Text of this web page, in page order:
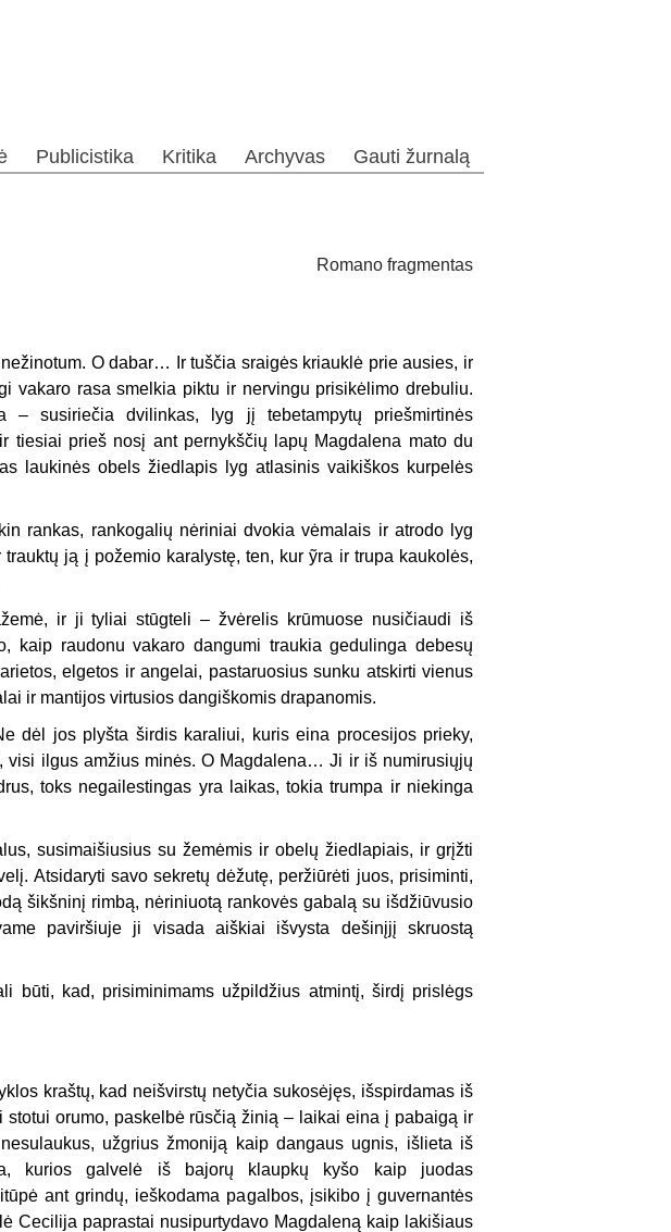
Publicistika Kritika Archyvas Gauti žurnalą
Romano fragmentas
O dabar… Ir tuščia sraigės kriauklė prie ausies, ir
vakaro rasa smelkia piktu ir nervingu prisikėlimo drebuliu.
– susiriečia dvilinkas, lyg jį tebetampytų priešmirtinės
tiesiai prieš nosį ant pernykščių lapų Magdalena mato du
laukinės obels žiedlapis lyg atlasinis vaikiškos kurpelės
rankas, rankogalių nėriniai dvokia vėmalais ir atrodo lyg
ją į požemio karalystę, ten, kur ỹra ir trupa kaukolės,
ir ji tyliai stūgteli – žvėrelis krūmuose nusičiaudi iš
kaip raudonu vakaro dangumi traukia gedulinga debesų
elgetos ir angelai, pastaruosius sunku atskirti vienus
ir mantijos virtusios dangiškomis drapanomis.
dėl jos plyšta širdis karaliui, kuris eina procesijos prieky,
visi ilgus amžius minės. O Magdalena… Ji ir iš numirusiųjų
toks negailestingas yra laikas, tokia trumpa ir niekinga
susimaišiusius su žemėmis ir obelų žiedlapiais, ir grįžti
Atsidaryti savo sekretų dėžutę, peržiūrėti juos, prisiminti,
šikšninį rimbą, nėriniuotą rankovės gabalą su išdžiūvusio
paviršiuje ji visada aiškiai išvysta dešinįjį skruostą
būti, kad, prisiminimams užpildžius atmintį, širdį prislėgs
kraštų, kad neišvirstų netyčia sukosėjęs, išspirdamas iš
orumo, paskelbė rūsčią žinią – laikai eina į pabaigą ir
užgrius žmoniją kaip dangaus ugnis, išlieta iš
kurios galvelė iš bajorų klaupkų kyšo kaip juodas
ant grindų, ieškodama pagalbos, įsikibo į guvernantės
Cecilija paprastai nusipurtydavo Magdaleną kaip lakišiaus